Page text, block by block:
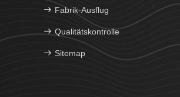
Fabrik-Ausflug
Qualitätskontrolle
Sitemap